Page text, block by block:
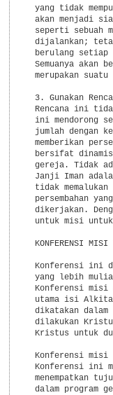
yang tidak
akan menjadi
seperti sebuah
dijalankan;
berulang setiap
Semuanya akan
merupakan suatu
3. Gunakan
Rencana ini
ini mendorong
jumlah dengan
memberikan
bersifat
gereja. Tidak
Janji Iman
tidak memalukan
persembahan
dikerjakan.
untuk misi
KONFERENSI MISI
Konferensi ini
yang lebih
Konferensi misi
utama isi
dikatakan dalam
dilakukan
Kristus untuk
Konferensi misi
Konferensi ini
menempatkan
dalam program